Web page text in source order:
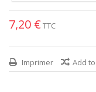
7,20 € TTC
Imprimer Add